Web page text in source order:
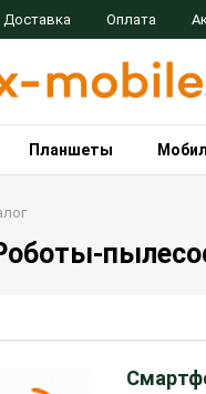
Доставка Оплата
Планшеты